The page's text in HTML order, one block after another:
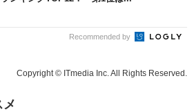
Recommended by
Copyright © ITmedia Inc. All Rights Reserved.